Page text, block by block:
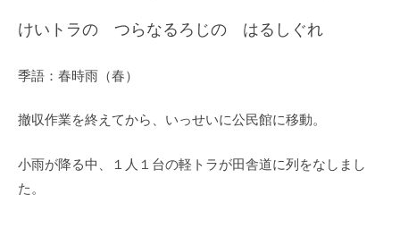
けいトラの つらなるろじの はるしぐれ
季語：春時雨（春）
撤収作業を終えてから、いっせいに公民館に移動。
小雨が降る中、１人１台の軽トラが田舎道に列をなしまし
た。